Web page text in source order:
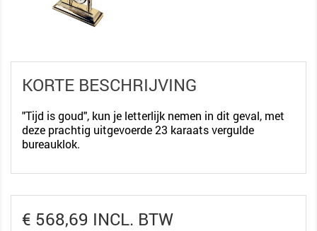
KORTE BESCHRIJVING
"Tijd is goud", kun je letterlijk nemen in dit geval, met
deze prachtig uitgevoerde 23 karaats vergulde
bureauklok.
€ 568,69 INCL. BTW